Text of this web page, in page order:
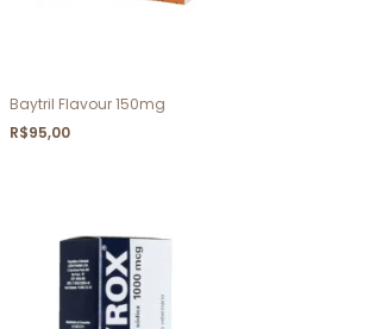
Baytril Flavour 150mg
R$95,00